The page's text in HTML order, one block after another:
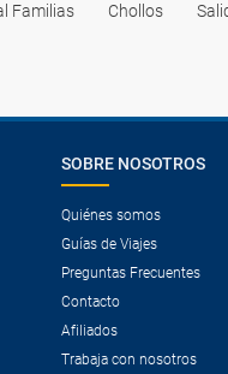
Familias Chollos
SOBRE NOSOTROS
Quiénes somos
Guías de Viajes
Preguntas Frecuentes
Contacto
Afiliados
Trabaja con nosotros